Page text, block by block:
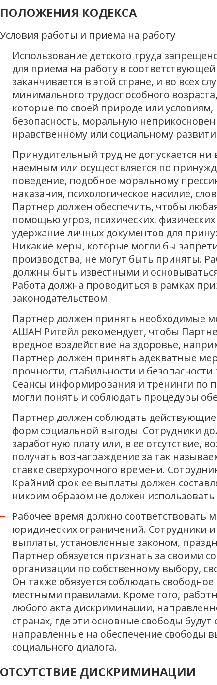
ПОЛОЖЕНИЯ КОДЕКСА
Условия работы и приема на работу
Использование детского труда
для приема на работу в
заканчивается в этой стране, и во всех
минимального трудоспособного
которые по своей природе или
безопасность, моральную
нравственному или социальному
Принудительный труд не допускается
наемным или осуществляется по
поведение, подобное моральному
наказания, психологическое насилие,
Партнер должен обеспечить, чтобы
помощью угроз, психических,
удержание личных документов для
Никакие меры, которые могли бы
производства, не могут быть приняты.
должны быть известными и
Работа должна проводиться в рамках
законодательством.
Партнер должен принять необходимые
АШАН Ритейл рекомендует, чтобы
вредное воздействие на здоровье,
Партнер должен принять адекватные
прочности, стабильности и
Сеансы информирования и тренинги по
могли понять и соблюдать процедуры
Партнер должен соблюдать
форм социальной выгоды. Сотрудники
заработную плату или, в ее отсутствие,
получать вознаграждение за так
ставке сверхурочного времени.
Крайний срок ее выплаты должен
никоим образом не должен
Рабочее время должно
юридических ограничений. Сотрудники
выплаты, установленные законом,
Партнер обязуется признать за своими
организации по собственному выбору,
Он также обязуется соблюдать
местными правилами. Кроме того,
любого акта дискриминации,
странах, где эти основные свободы
направленные на обеспечение свободы
социального диалога.
ОТСУТСТВИЕ ДИСКРИМИНАЦИИ